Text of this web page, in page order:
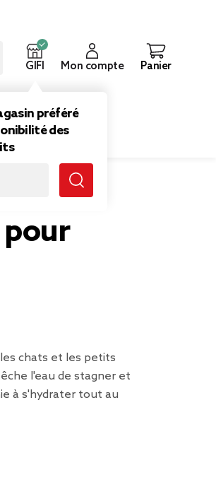
GIFI
préféré
des
Mon compte Panier
pour
chats et les petits
l'eau de stagner et
à s'hydrater tout au